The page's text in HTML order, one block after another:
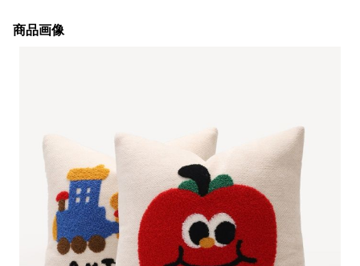
商品画像